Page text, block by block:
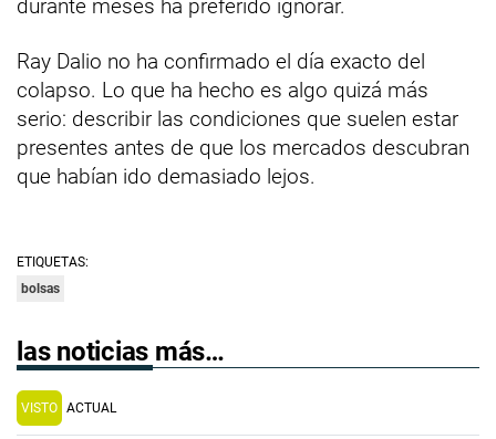
durante meses ha preferido ignorar.
Ray Dalio no ha confirmado el día exacto del
colapso. Lo que ha hecho es algo quizá más
serio: describir las condiciones que suelen estar
presentes antes de que los mercados descubran
que habían ido demasiado lejos.
ETIQUETAS:
bolsas
las noticias más…
VISTO ACTUAL